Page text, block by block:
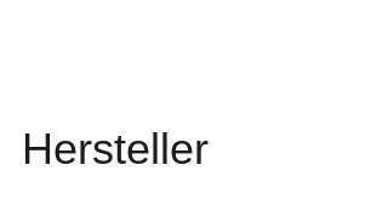
Hersteller